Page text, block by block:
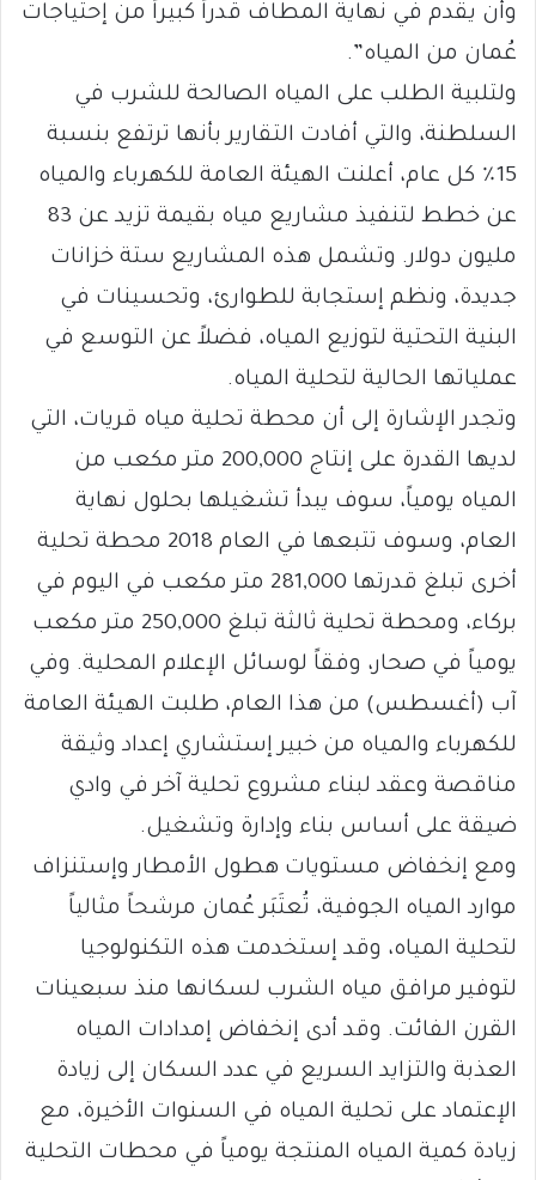
وأن يقدم في نهاية المطاف قدراً كبيراً من إحتياجات
عُمان من المياه”.
ولتلبية الطلب على المياه الصالحة للشرب في
السلطنة، والتي أفادت التقارير بأنها ترتفع بنسبة
15٪ كل عام، أعلنت الهيئة العامة للكهرباء والمياه
عن خطط لتنفيذ مشاريع مياه بقيمة تزيد عن 83
مليون دولار. وتشمل هذه المشاريع ستة خزانات
جديدة، ونظم إستجابة للطوارئ، وتحسينات في
البنية التحتية لتوزيع المياه، فضلاً عن التوسع في
عملياتها الحالية لتحلية المياه.
وتجدر الإشارة إلى أن محطة تحلية مياه قريات، التي
لديها القدرة على إنتاج 200,000 متر مكعب من
المياه يومياً، سوف يبدأ تشغيلها بحلول نهاية
العام، وسوف تتبعها في العام 2018 محطة تحلية
أخرى تبلغ قدرتها 281,000 متر مكعب في اليوم في
بركاء، ومحطة تحلية ثالثة تبلغ 250,000 متر مكعب
يومياً في صحار، وفقاً لوسائل الإعلام المحلية. وفي
آب (أغسطس) من هذا العام، طلبت الهيئة العامة
للكهرباء والمياه من خبير إستشاري إعداد وثيقة
مناقصة وعقد لبناء مشروع تحلية آخر في وادي
ضيقة على أساس بناء وإدارة وتشغيل.
ومع إنخفاض مستويات هطول الأمطار وإستنزاف
موارد المياه الجوفية، تُعتَبَر عُمان مرشحاً مثالياً
لتحلية المياه، وقد إستخدمت هذه التكنولوجيا
لتوفير مرافق مياه الشرب لسكانها منذ سبعينات
القرن الفائت. وقد أدى إنخفاض إمدادات المياه
العذبة والتزايد السريع في عدد السكان إلى زيادة
الإعتماد على تحلية المياه في السنوات الأخيرة، مع
زيادة كمية المياه المنتجة يومياً في محطات التحلية